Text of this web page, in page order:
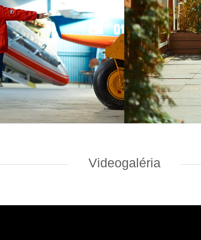
Videogaléria